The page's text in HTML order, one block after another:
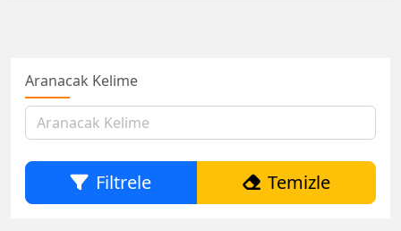
Aranacak Kelime
Filtrele Temizle